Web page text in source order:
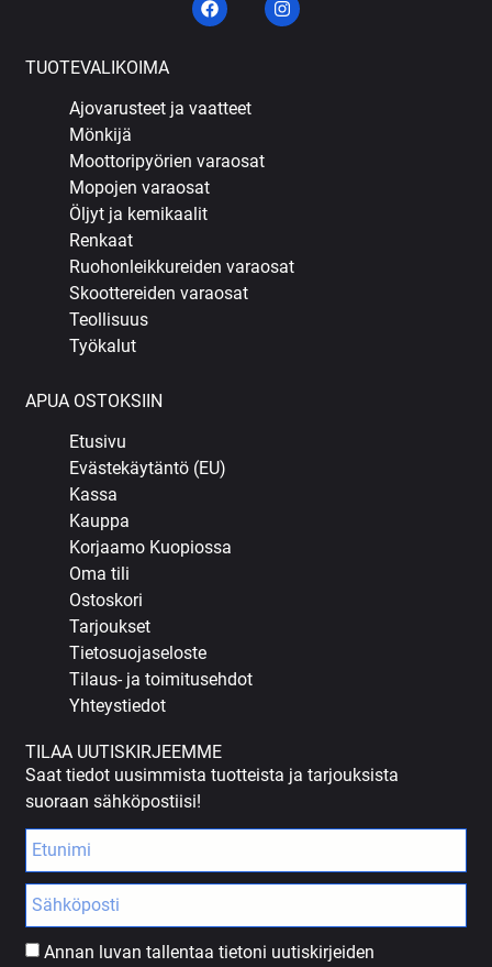
TUOTEVALIKOIMA
Ajovarusteet ja vaatteet
Mönkijä
Moottoripyörien varaosat
Mopojen varaosat
Öljyt ja kemikaalit
Renkaat
Ruohonleikkureiden varaosat
Skoottereiden varaosat
Teollisuus
Työkalut
APUA OSTOKSIIN
Etusivu
Evästekäytäntö (EU)
Kassa
Kauppa
Korjaamo Kuopiossa
Oma tili
Ostoskori
Tarjoukset
Tietosuojaseloste
Tilaus- ja toimitusehdot
Yhteystiedot
TILAA UUTISKIRJEEMME
Saat tiedot uusimmista tuotteista ja tarjouksista
suoraan sähköpostiisi!
Annan luvan tallentaa tietoni uutiskirjeiden